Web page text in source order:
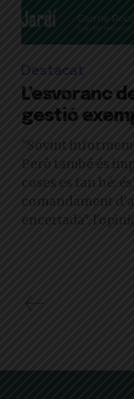
Destacat
L’esvoranc
gestió
"Sovint informem
Però també és
coses es fan bé:
comandament
encertada",